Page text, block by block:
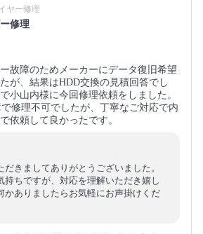
ヤー修理
修理
故障のためメーカーにデータ復旧希望
が、結果はHDD交換の見積回答でし
小山内様に今回修理依頼をしました。
修理不可でしたが、丁寧なご対応で内
依頼して良かったです。
だきましてありがとうございました。
持ちですが、対応を理解いただき嬉し
かありましたらお気軽にお声掛けくだ